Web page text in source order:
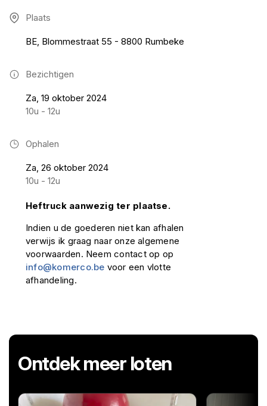
Plaats
BE, Blommestraat 55 - 8800 Rumbeke
Bezichtigen
Za, 19 oktober 2024
10u - 12u
Ophalen
Za, 26 oktober 2024
10u - 12u
Heftruck aanwezig ter plaatse.
Indien u de goederen niet kan afhalen
verwijs ik graag naar onze algemene
voorwaarden. Neem contact op op
info@komerco.be voor een vlotte
afhandeling.
Ontdek meer loten